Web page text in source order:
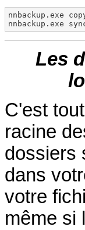
nnbackup.exe
nnbackup.exe
Les
C'est
racine
dossiers
dans
votre
même si